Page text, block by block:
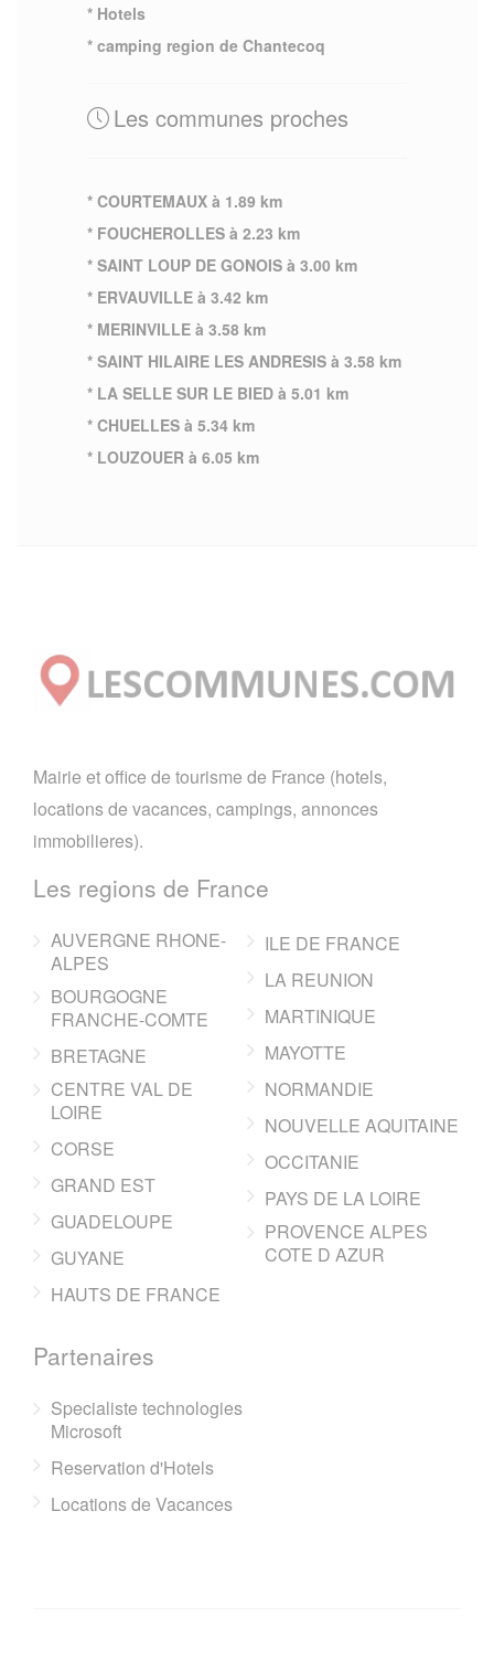
* Hotels
* camping region de Chantecoq
Les communes proches
* COURTEMAUX à 1.89 km
* FOUCHEROLLES à 2.23 km
* SAINT LOUP DE GONOIS à 3.00 km
* ERVAUVILLE à 3.42 km
* MERINVILLE à 3.58 km
* SAINT HILAIRE LES ANDRESIS à 3.58 km
* LA SELLE SUR LE BIED à 5.01 km
* CHUELLES à 5.34 km
* LOUZOUER à 6.05 km
Mairie et office de tourisme de France (hotels,
locations de vacances, campings, annonces
immobilieres).
Les regions de France
AUVERGNE RHONE-
ALPES
BOURGOGNE
FRANCHE-COMTE
BRETAGNE
CENTRE VAL DE
LOIRE
CORSE
GRAND EST
GUADELOUPE
GUYANE
HAUTS DE FRANCE
ILE DE FRANCE
LA REUNION
MARTINIQUE
MAYOTTE
NORMANDIE
NOUVELLE AQUITAINE
OCCITANIE
PAYS DE LA LOIRE
PROVENCE ALPES
COTE D AZUR
Partenaires
Specialiste technologies
Microsoft
Reservation d'Hotels
Locations de Vacances